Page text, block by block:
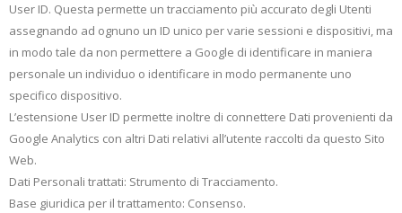
User ID. Questa permette un tracciamento più accurato degli Utenti
assegnando ad ognuno un ID unico per varie sessioni e dispositivi, ma
in modo tale da non permettere a Google di identificare in maniera
personale un individuo o identificare in modo permanente uno
specifico dispositivo.
L’estensione User ID permette inoltre di connettere Dati provenienti da
Google Analytics con altri Dati relativi all’utente raccolti da questo Sito
Web.
Dati Personali trattati: Strumento di Tracciamento.
Base giuridica per il trattamento: Consenso.